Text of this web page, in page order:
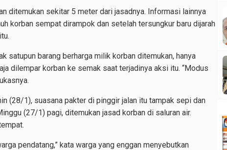
ditemukan sekitar 5 meter dari jasadnya. Informasi lainnya
korban sempat dirampok dan setelah tersungkur baru dijarah
satupun barang berharga milik korban ditemukan, hanya
dilempar korban ke semak saat terjadinya aksi itu. “Modus
(28/1), suasana pakter di pinggir jalan itu tampak sepi dan
(27/1) pagi, ditemukan jasad korban di saluran air.
pendatang,” kata warga yang enggan menyebutkan